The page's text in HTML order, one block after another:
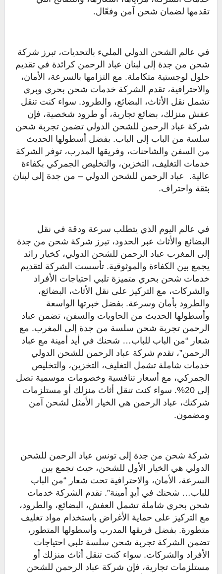
تقدمها لضمان شحن آمن وفعّال.
في عالم الشحن الدولي المليء بالتحديات، تبرز شركة
شحن من جدة إلى لبنان عباد الرحمن كرائدة في تقديم
حلول لوجستية متكاملة. مع التزامها بالسرعة، الأمان،
والاحترافية، تقدم الشركة خدمات شحن بحري وبري
تشمل نقل الأثاث، البضائع، والطرود. سواء كنت تنقل
عفش منزلك، بضائع تجارية، أو طرود شخصية، فإن
شركة عباد الرحمن للشحن الدولي تضمن تجربة شحن
سلسة من الباب إلى الباب. بفضل أسطولها الحديث
من السفن والشاحنات، وفريقها المدرب، توفر الشركة
خدمات التغليف، التخزين، والتخليص الجمركي بكفاءة
عالية. عباد الرحمن للشحن الدولي – من جدة إلى لبنان
بثقة واحتراف.
في عالم اليوم الذي يتطلب سرعة ودقة في نقل
البضائع والأثاث عبر الحدود، تبرز شركة شحن من جدة
إلى المغرب عباد الرحمن للشحن الدولي، كخيار رائد
يجمع بين الكفاءة والموثوقية. تأسست الشركة لتقديم
خدمات شحن بحري متميزة تلبي احتياجات الأفراد
والشركات، مع التركيز على نقل الأثاث، البضائع،
والطرود بأمان وسرعة. بفضل خبرتها الواسعة
وأسطولها الحديث من الحاويات والسفن، تضمن عباد
الرحمن تجربة شحن سلسة من جدة إلى المغرب. مع
شعار “من الباب للباب… شحنك في أيد أمينة مع عباد
الرحمن”، تقدم شركة عباد الرحمن للشحن الدولي
خدمات شاملة تشمل التغليف، التخزين، والتخليص
الجمركي، مع أسعار تنافسية وخصومات موسمية تصل
إلى 20%. سواء كنت تنقل أثاث منزلك أو مستلزمات
شركتك، عباد الرحمن هي الخيار الأمثل لشحن آمن
ومضمون.
شركة شحن من جدة إلى تونس عباد الرحمن للشحن
الدولي هي الخيار الأول للشحن، حيث تجمع بين
السرعة، الأمان، والاحترافية تحت شعار “من الباب
للباب… شحنك في أيدٍ أمينة”. تقدم الشركة خدمات
شحن بحري شاملة تشمل العفش، البضائع، والطرود،
مع التركيز على حماية الأغراض باستخدام مواد تغليف
متطورة. بفضل فريقها المدرب وأسطولها المتطور،
تضمن الشركة تجربة شحن سلسة تلبي احتياجات
الأفراد والشركات. سواء كنت تنقل أثاث منزلك أو
مستلزمات تجارية، فإن شركة عباد الرحمن للشحن